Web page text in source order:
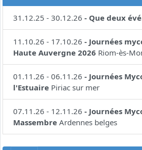
31.12.25 - 30.12.26 - Que deux
11.10.26 - 17.10.26 - Journées
Haute Auvergne 2026 Riom-ès-
01.11.26 - 06.11.26 - Journées
l'Estuaire Piriac sur mer
07.11.26 - 12.11.26 - Journées
Massembre Ardennes belges